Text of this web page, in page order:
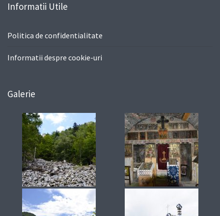
Informatii Utile
Politica de confidentialitate
Informatii despre cookie-uri
Galerie